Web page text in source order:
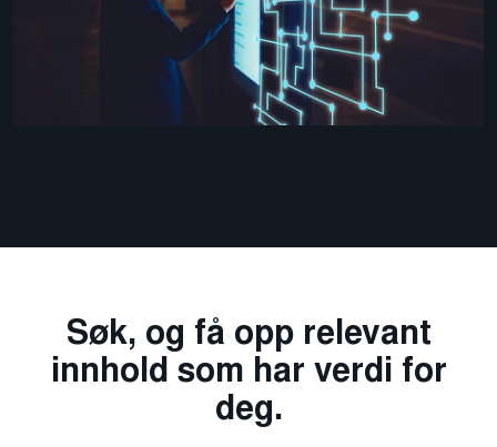
Søk, og få opp relevant
innhold som har verdi for
deg.